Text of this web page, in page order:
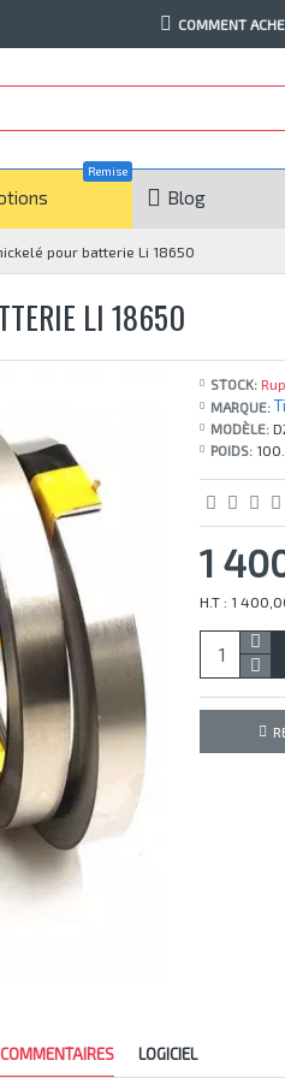
COMMENT
Remise
Blog
pour batterie Li 18650
LI 18650
STOCK:
MARQUE:
MODÈLE:
POIDS:
1
H.T : 1
COMMENTAIRES LOGICIEL